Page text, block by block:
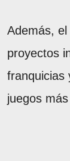
Además,
proyectos
franquicias
juegos